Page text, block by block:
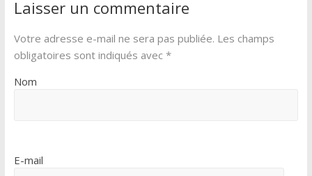
Laisser un commentaire
Votre adresse e-mail ne sera pas publiée. Les champs
obligatoires sont indiqués avec *
Nom
E-mail